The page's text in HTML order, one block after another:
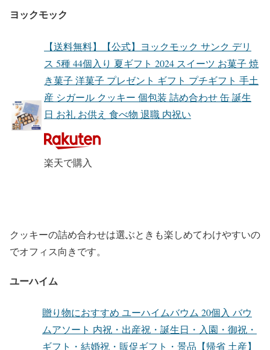
ヨックモック
【送料無料】【公式】ヨックモック サンク デリ
ス 5種 44個入り 夏ギフト 2024 スイーツ お菓子 焼
き菓子 洋菓子 プレゼント ギフト プチギフト 手土
産 シガール クッキー 個包装 詰め合わせ 缶 誕生
日 お礼 お供え 食べ物 退職 内祝い
楽天で購入
クッキーの詰め合わせは選ぶときも楽しめてわけやすいの
でオフィス向きです。
ユーハイム
贈り物におすすめ ユーハイムバウム 20個入 バウ
ムアソート 内祝・出産祝・誕生日・入園・御祝・
ギフト・結婚祝・販促ギフト・景品【帰省 土産】